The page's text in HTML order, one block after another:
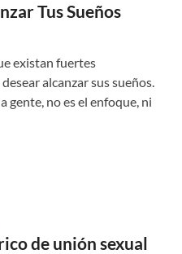
Tus Sueños
existan fuertes
alcanzar sus sueños.
gente, no es el enfoque, ni
de unión sexual